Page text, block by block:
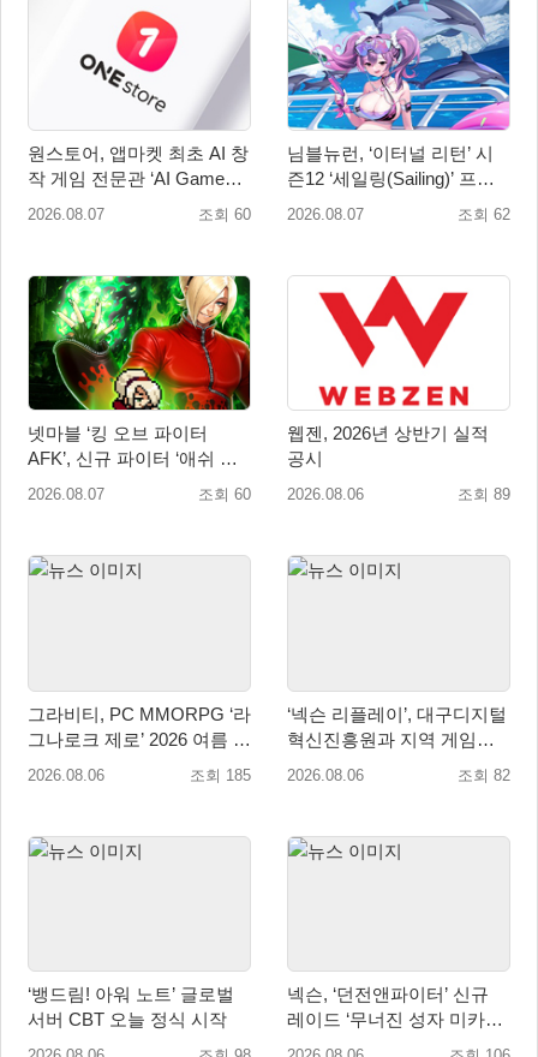
원스토어, 앱마켓 최초 AI 창
작 게임 전문관 ‘AI Games’
오픈
2026.08.07 조회 60
님블뉴런, ‘이터널 리턴’ 시
즌12 ‘세일링(Sailing)’ 프리
시즌 시작
2026.08.07 조회 62
넷마블 ‘킹 오브 파이터
AFK’, 신규 파이터 ‘애쉬 크
림존’ 업데이트
2026.08.07 조회 60
웹젠, 2026년 상반기 실적
공시
2026.08.06 조회 89
그라비티, PC MMORPG ‘라
그나로크 제로’ 2026 여름 프
로모션 진행!
2026.08.06 조회 185
‘넥슨 리플레이’, 대구디지털
혁신진흥원과 지역 게임산
업 육성 위한 업무협약 체결
2026.08.06 조회 82
‘뱅드림! 아워 노트’ 글로벌
서버 CBT 오늘 정식 시작
넥슨, ‘던전앤파이터’ 신규
레이드 ‘무너진 성자 미카엘
라’ 업데이트!